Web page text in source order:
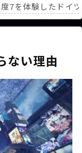
7を体験したドイ
奴いるけど、ポケ
くじ」を記念に
？「魔族達のラ
編」＆「帝国編
編」・「黄金郷
抜試験編」のキ
家族から信じら
ない理由